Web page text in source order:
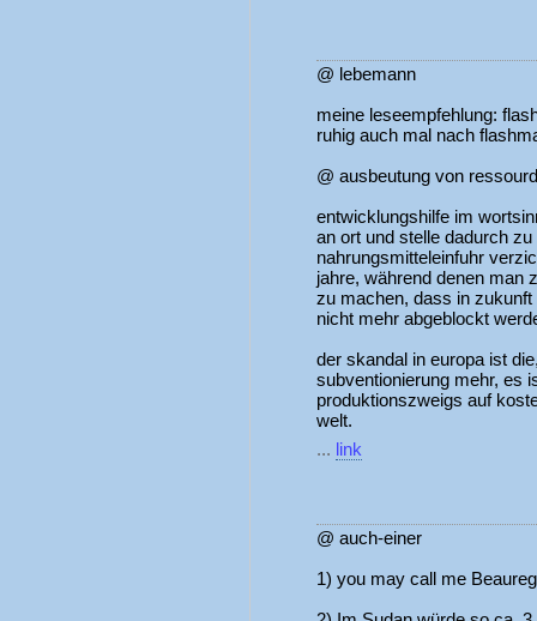
@ lebemann
meine leseempfehlung:
ruhig auch mal nach
@ ausbeutung von
entwicklungshilfe im
an ort und stelle dadurch
nahrungsmitteleinfuhr
jahre, während denen man
zu machen, dass in
nicht mehr abgeblockt
der skandal in europa ist
subventionierung mehr, es
produktionszweigs auf
welt.
... link
@ auch-einer
1) you may call me